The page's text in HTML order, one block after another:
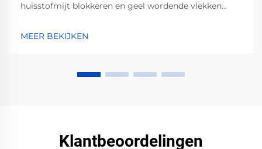
huisstofmijt blokkeren en geel wordende vlekken
MEER BEKIJKEN
Klantbeoordelingen